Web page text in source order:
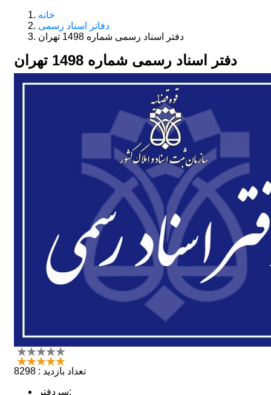
خانه
دفاتر اسناد رسمی
دفتر اسناد رسمی شماره 1498 تهران
دفتر اسناد رسمی شماره 1498 تهران
تعداد بازدید : 8298
سردفتر: